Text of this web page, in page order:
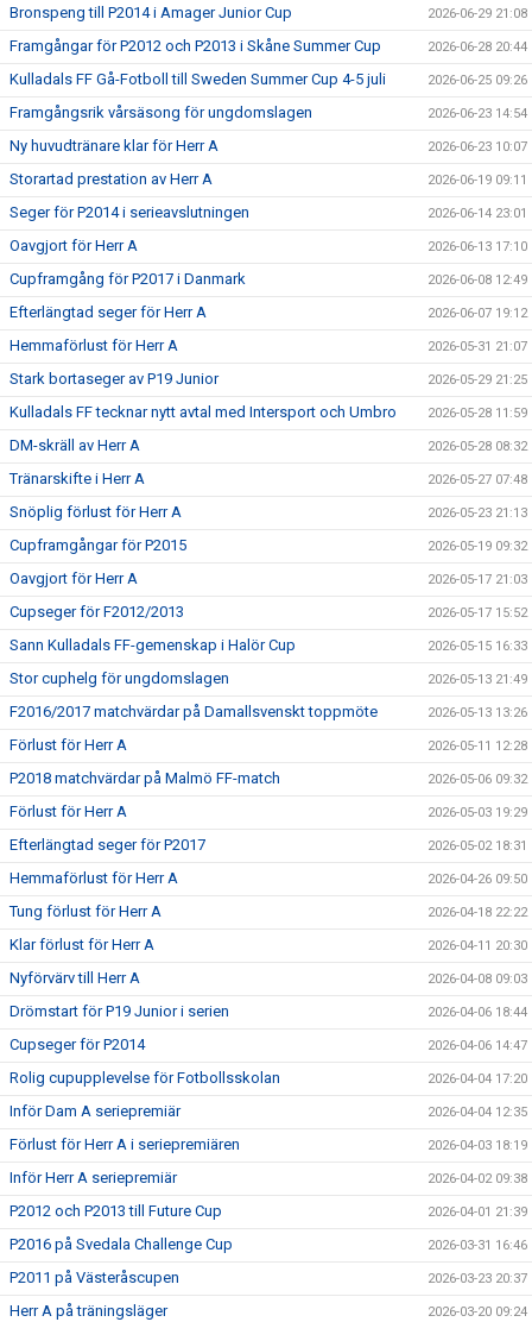
Bronspeng till P2014 i Amager Junior Cup 2026-06-29 21:08
Framgångar för P2012 och P2013 i Skåne Summer Cup 2026-06-28 20:44
Kulladals FF Gå-Fotboll till Sweden Summer Cup 4-5 juli 2026-06-25 09:26
Framgångsrik vårsäsong för ungdomslagen 2026-06-23 14:54
Ny huvudtränare klar för Herr A 2026-06-23 10:07
Storartad prestation av Herr A 2026-06-19 09:11
Seger för P2014 i serieavslutningen 2026-06-14 23:01
Oavgjort för Herr A 2026-06-13 17:10
Cupframgång för P2017 i Danmark 2026-06-08 12:49
Efterlängtad seger för Herr A 2026-06-07 19:12
Hemmaförlust för Herr A 2026-05-31 21:07
Stark bortaseger av P19 Junior 2026-05-29 21:25
Kulladals FF tecknar nytt avtal med Intersport och Umbro 2026-05-28 11:59
DM-skräll av Herr A 2026-05-28 08:32
Tränarskifte i Herr A 2026-05-27 07:48
Snöplig förlust för Herr A 2026-05-23 21:13
Cupframgångar för P2015 2026-05-19 09:32
Oavgjort för Herr A 2026-05-17 21:03
Cupseger för F2012/2013 2026-05-17 15:52
Sann Kulladals FF-gemenskap i Halör Cup 2026-05-15 16:33
Stor cuphelg för ungdomslagen 2026-05-13 21:49
F2016/2017 matchvärdar på Damallsvenskt toppmöte 2026-05-13 13:26
Förlust för Herr A 2026-05-11 12:28
P2018 matchvärdar på Malmö FF-match 2026-05-06 09:32
Förlust för Herr A 2026-05-03 19:29
Efterlängtad seger för P2017 2026-05-02 18:31
Hemmaförlust för Herr A 2026-04-26 09:50
Tung förlust för Herr A 2026-04-18 22:22
Klar förlust för Herr A 2026-04-11 20:30
Nyförvärv till Herr A 2026-04-08 09:03
Drömstart för P19 Junior i serien 2026-04-06 18:44
Cupseger för P2014 2026-04-06 14:47
Rolig cupupplevelse för Fotbollsskolan 2026-04-04 17:20
Inför Dam A seriepremiär 2026-04-04 12:35
Förlust för Herr A i seriepremiären 2026-04-03 18:19
Inför Herr A seriepremiär 2026-04-02 09:38
P2012 och P2013 till Future Cup 2026-04-01 21:39
P2016 på Svedala Challenge Cup 2026-03-31 16:46
P2011 på Västeråscupen 2026-03-23 20:37
Herr A på träningsläger 2026-03-20 09:24